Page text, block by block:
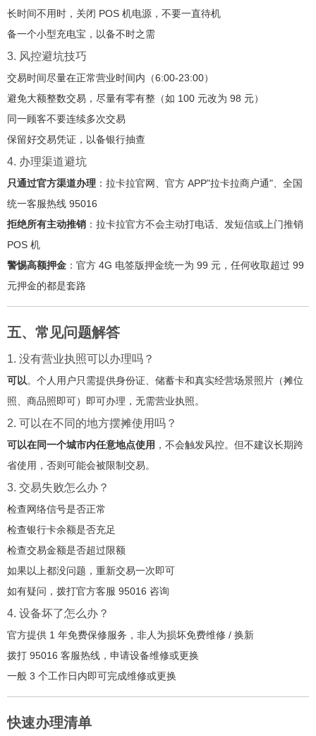
长时间不用时，关闭 POS 机电源，不要一直待机
备一个小型充电宝，以备不时之需
3. 风控避坑技巧
交易时间尽量在正常营业时间内（6:00-23:00）
避免大额整数交易，尽量有零有整（如 100 元改为 98 元）
同一顾客不要连续多次交易
保留好交易凭证，以备银行抽查
4. 办理渠道避坑
只通过官方渠道办理 ：拉卡拉官网、官方 APP"拉卡拉商户通"、全国
统一客服热线 95016
拒绝所有主动推销 ：拉卡拉官方不会主动打电话、发短信或上门推销
POS 机
警惕高额押金 ：官方 4G 电签版押金统一为 99 元，任何收取超过 99
元押金的都是套路
五、常见问题解答
1. 没有营业执照可以办理吗？
可以。个人用户只需提供身份证、储蓄卡和真实经营场景照片（摊位
照、商品照即可）即可办理，无需营业执照。
2. 可以在不同的地方摆摊使用吗？
可以在同一个城市内任意地点使用 ，不会触发风控。但不建议长期跨
省使用，否则可能会被限制交易。
3. 交易失败怎么办？
检查网络信号是否正常
检查银行卡余额是否充足
检查交易金额是否超过限额
如果以上都没问题，重新交易一次即可
如有疑问，拨打官方客服 95016 咨询
4. 设备坏了怎么办？
官方提供 1 年免费保修服务，非人为损坏免费维修 / 换新
拨打 95016 客服热线，申请设备维修或更换
一般 3 个工作日内即可完成维修或更换
快速办理清单